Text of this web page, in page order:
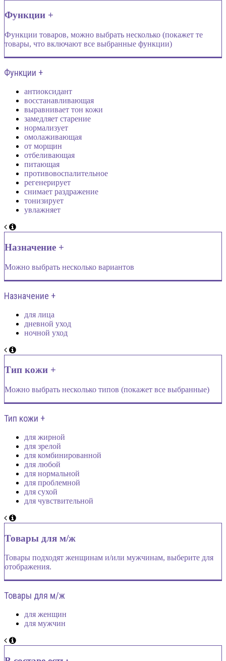
Функции +
Функции товаров, можно выбрать несколько (покажет те
товары, что включают все выбранные функции)
Функции +
антиоксидант
восстанавливающая
выравнивает тон кожи
замедляет старение
нормализует
омолаживающая
от морщин
отбеливающая
питающая
противовоспалительное
регенерирует
снимает раздражение
тонизирует
увлажняет
Назначение +
Можно выбрать несколько вариантов
Назначение +
для лица
дневной уход
ночной уход
Тип кожи +
Можно выбрать несколько типов (покажет все выбранные)
Тип кожи +
для жирной
для зрелой
для комбинированной
для любой
для нормальной
для проблемной
для сухой
для чувствительной
Товары для м/ж
Товары подходят женщинам и/или мужчинам, выберите для
отображения.
Товары для м/ж
для женщин
для мужчин